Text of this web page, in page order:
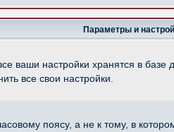
Параметры и
ваши настройки хранятся в
все свои настройки.
поясу, а не к тому, в